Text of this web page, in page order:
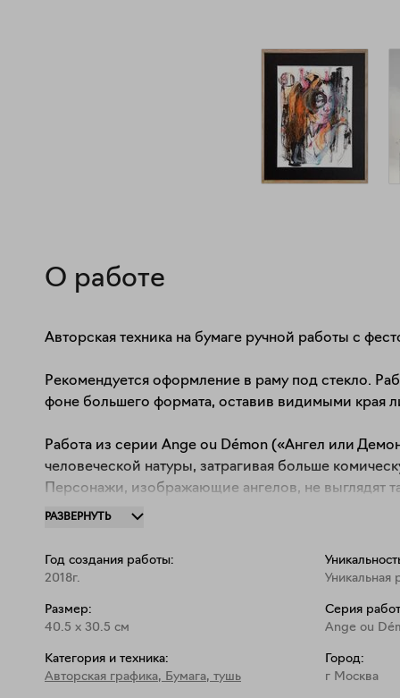
О работе
Авторская техника на бумаге ручной работы с
Рекомендуется оформление в раму под стекло.
фоне большего формата, оставив видимыми края
Работа из серии Ange ou Démon («Ангел или
человеческой натуры, затрагивая больше
Персонажи, изображающие ангелов, не выглядят
дружелюбными, демоны же далеко не всегда
незнакомки). Одна из работ — автопортрет.
коллекциях во Франции и США.
Работа подписана, сертификат подлинности с
РАЗВЕРНУТЬ
Год создания работы:
2018г.
Размер:
40.5 x 30.5 см
Категория и техника:
Авторская графика, Бумага, тушь
Уникальная
Серия
Ange ou
Город:
г Москва